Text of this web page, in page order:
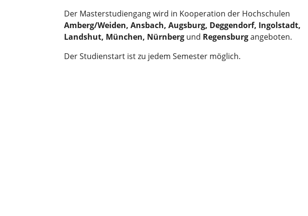
Der Masterstudiengang wird in Kooperation der Hochschulen
Amberg/Weiden, Ansbach, Augsburg, Deggendorf, Ingolstadt,
Landshut, München, Nürnberg und Regensburgangeboten.
Der Studienstart ist zu jedem Semester möglich.